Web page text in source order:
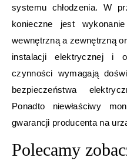
systemu chłodzenia. W
konieczne jest
wewnętrzną a zewnętrzną
instalacji elektrycznej i
czynności wymagają
bezpieczeństwa
Ponadto niewłaściwy
gwarancji producenta na
Polecamy